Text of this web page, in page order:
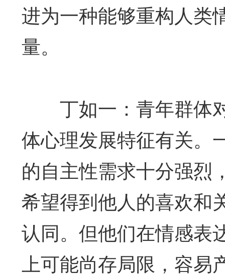
进为一种能够重构人类
量。
丁如一：青年群体
体心理发展特征有关。
的自主性需求十分强烈
希望得到他人的喜欢和
认同。但他们在情感表
上可能尚存局限，容易